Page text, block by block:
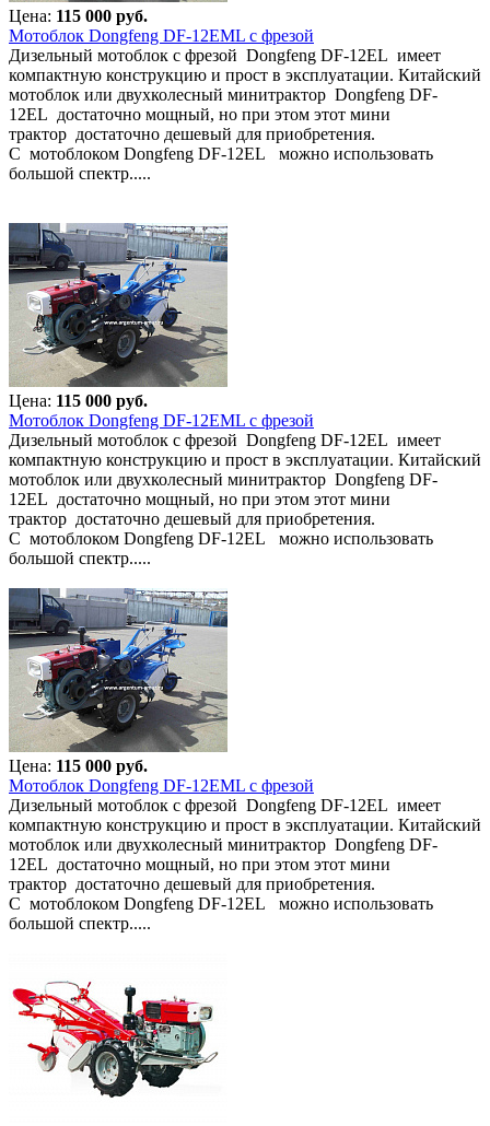
Цена: 115 000 руб.
Мотоблок Dongfeng DF-12EML с фрезой
Дизельный мотоблок с фрезой Dongfeng DF-12EL имеет
компактную конструкцию и прост в эксплуатации. Китайский
мотоблок или двухколесный минитрактор Dongfeng DF-
12EL достаточно мощный, но при этом этот мини
трактор достаточно дешевый для приобретения.
С мотоблоком Dongfeng DF-12EL можно использовать
большой спектр.....
Цена: 115 000 руб.
Мотоблок Dongfeng DF-12EML с фрезой
Дизельный мотоблок с фрезой Dongfeng DF-12EL имеет
компактную конструкцию и прост в эксплуатации. Китайский
мотоблок или двухколесный минитрактор Dongfeng DF-
12EL достаточно мощный, но при этом этот мини
трактор достаточно дешевый для приобретения.
С мотоблоком Dongfeng DF-12EL можно использовать
большой спектр.....
Цена: 115 000 руб.
Мотоблок Dongfeng DF-12EML с фрезой
Дизельный мотоблок с фрезой Dongfeng DF-12EL имеет
компактную конструкцию и прост в эксплуатации. Китайский
мотоблок или двухколесный минитрактор Dongfeng DF-
12EL достаточно мощный, но при этом этот мини
трактор достаточно дешевый для приобретения.
С мотоблоком Dongfeng DF-12EL можно использовать
большой спектр.....